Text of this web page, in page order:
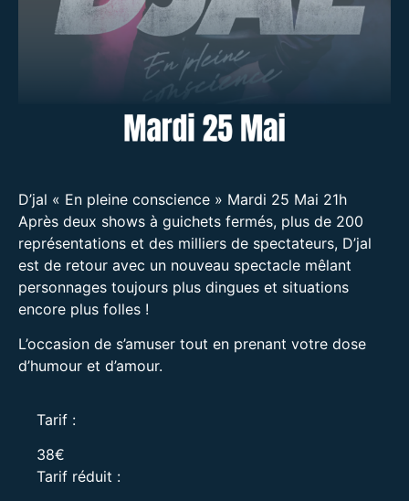
D’jal « En pleine conscience » Mardi 25 Mai 21h
Après deux shows à guichets fermés, plus de 200
représentations et des milliers de spectateurs, D’jal
est de retour avec un nouveau spectacle mêlant
personnages toujours plus dingues et situations
encore plus folles !
L’occasion de s’amuser tout en prenant votre dose
d’humour et d’amour.
Tarif :
38€
Tarif réduit :